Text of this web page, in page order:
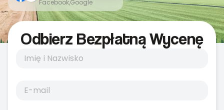
Facebook,Google
Odbierz Bezpłatną Wycenę